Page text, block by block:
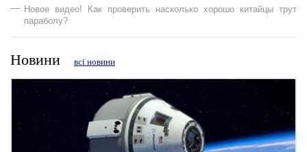
Новое видео! Как проверить насколько хорошо китайцы трут
параболу?
Новини всі новини